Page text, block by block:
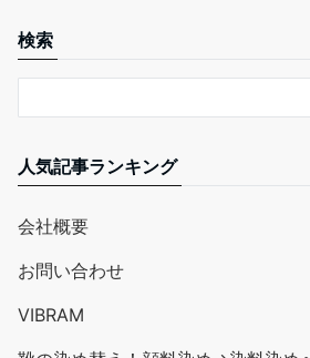
検索
人気記事ランキング
会社概要
お問い合わせ
VIBRAM